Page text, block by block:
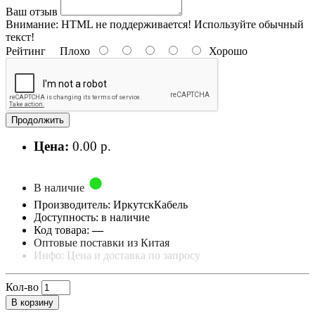
Ваш отзыв
Внимание: HTML не поддерживается! Используйте обычный
текст!
Рейтинг Плохо Хорошо
Продолжить
Цена: 0.00 р.
В наличие
Производитель: ИркутскКабель
Доступность: в наличие
Код товара:—
Оптовые поставки из Китая
Инфо: Цена и доставка по запросу
Кол-во
В корзину